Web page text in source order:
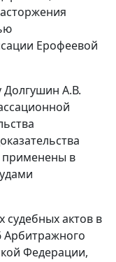
Ерофеевой
Долгушин А.В.
применены в
актов в
Арбитражного
Федерации,